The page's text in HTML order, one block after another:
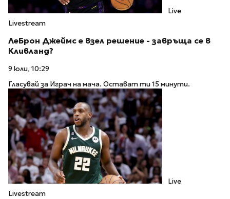
Live
Livestream
ЛеБрон Джеймс е взел решение - завръща се в
Кливланд?
9 юли, 10:29
Гласувай за Играч на мача. Остават ти 15 минути.
Live
Livestream